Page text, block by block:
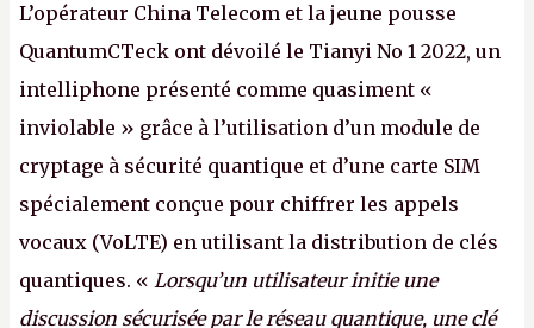
L’opérateur China Telecom et la jeune pousse
QuantumCTeck ont dévoilé le Tianyi No 1 2022, un
intelliphone présenté comme quasiment «
inviolable » grâce à l’utilisation d’un module de
cryptage à sécurité quantique et d’une carte SIM
spécialement conçue pour chiffrer les appels
vocaux (VoLTE) en utilisant la distribution de clés
quantiques. « Lorsqu’un utilisateur initie une
discussion sécurisée par le réseau quantique, une clé